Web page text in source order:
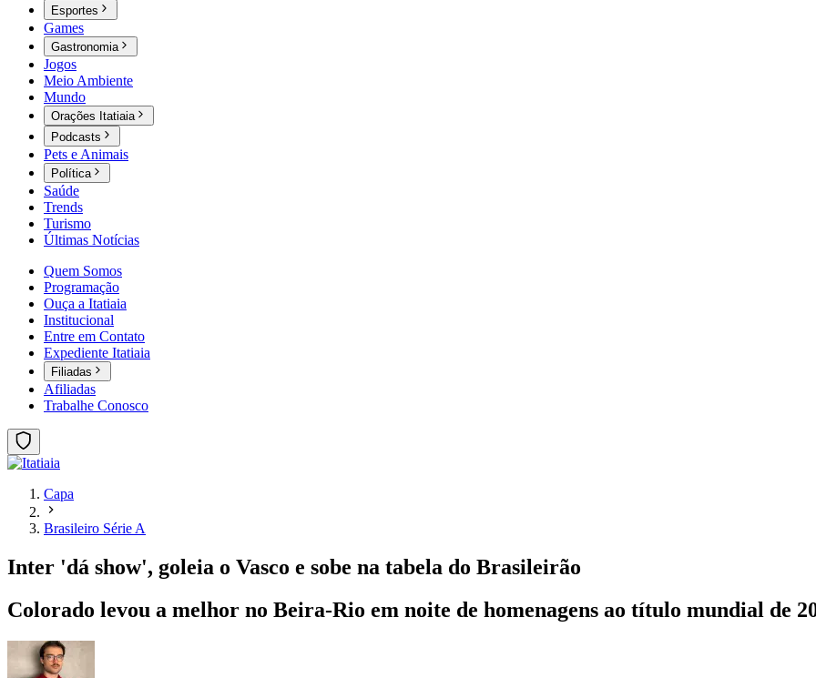
Esportes
Games
Gastronomia
Jogos
Meio Ambiente
Mundo
Orações Itatiaia
Podcasts
Pets e Animais
Política
Saúde
Trends
Turismo
Últimas Notícias
Quem Somos
Programação
Ouça a Itatiaia
Institucional
Entre em Contato
Expediente Itatiaia
Filiadas
Afiliadas
Trabalhe Conosco
Capa
Brasileiro Série A
Inter 'dá show', goleia o Vasco e sobe na tabela do Brasileirão
Colorado levou a melhor no Beira-Rio em noite de homenagens ao título mundial de